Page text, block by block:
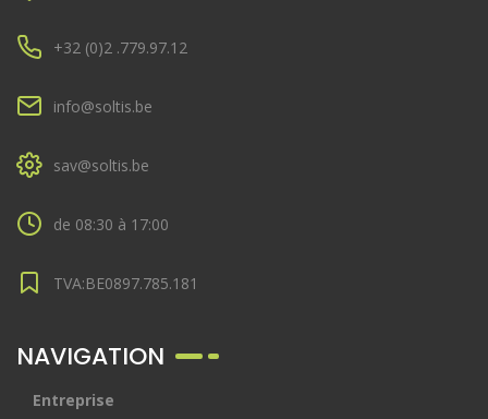
+32 (0)2 .779.97.12
info@soltis.be
sav@soltis.be
de 08:30 à 17:00
TVA:BE0897.785.181
NAVIGATION
Entreprise